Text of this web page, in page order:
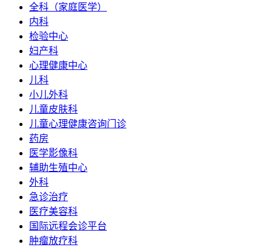
全科（家庭医学）
内科
检验中心
妇产科
心理健康中心
儿科
小儿外科
儿童皮肤科
儿童心理健康咨询门诊
药房
医学影像科
辅助生殖中心
外科
急诊治疗
医疗美容科
国际远程会诊平台
肿瘤放疗科